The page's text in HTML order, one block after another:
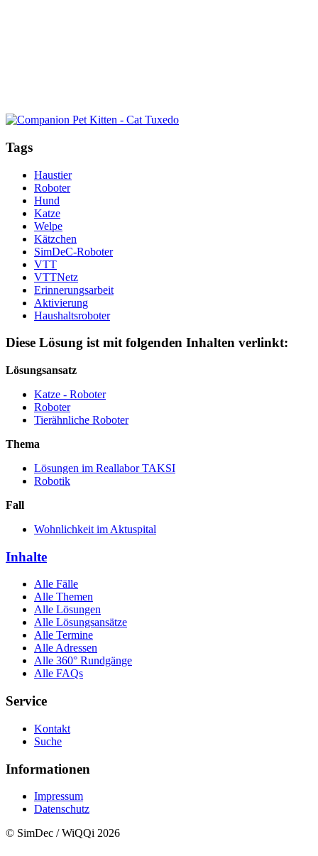
Tags
Haustier
Roboter
Hund
Katze
Welpe
Kätzchen
SimDeC-Roboter
VTT
VTTNetz
Erinnerungsarbeit
Aktivierung
Haushaltsroboter
Diese Lösung ist mit folgenden Inhalten verlinkt:
Lösungsansatz
Katze - Roboter
Roboter
Tierähnliche Roboter
Thema
Lösungen im Reallabor TAKSI
Robotik
Fall
Wohnlichkeit im Aktuspital
Inhalte
Alle Fälle
Alle Themen
Alle Lösungen
Alle Lösungsansätze
Alle Termine
Alle Adressen
Alle 360° Rundgänge
Alle FAQs
Service
Kontakt
Suche
Informationen
Impressum
Datenschutz
© SimDec / WiQQi 2026